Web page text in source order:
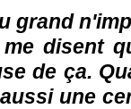
grand
disent
de ça.
une